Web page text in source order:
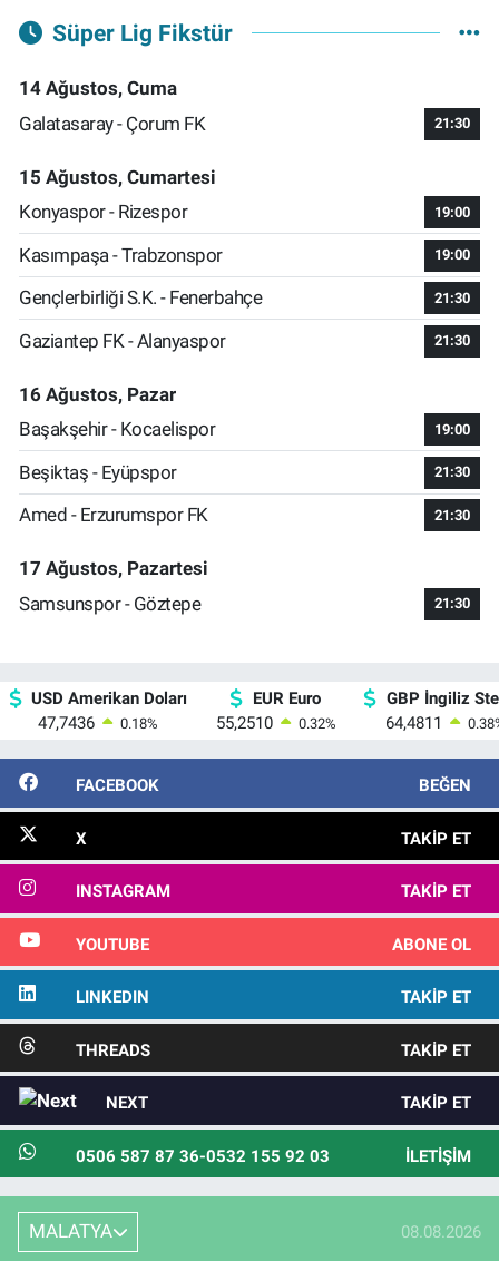
Süper Lig Fikstür
14 Ağustos, Cuma
Galatasaray - Çorum FK
21:30
15 Ağustos, Cumartesi
Konyaspor - Rizespor
19:00
Kasımpaşa - Trabzonspor 19:00
Gençlerbirliği S.K. - Fenerbahçe 21:30
Gaziantep FK - Alanyaspor 21:30
16 Ağustos, Pazar
Başakşehir - Kocaelispor
19:00
Beşiktaş - Eyüpspor 21:30
Amed - Erzurumspor FK 21:30
17 Ağustos, Pazartesi
Samsunspor - Göztepe
21:30
USD Amerikan Doları
47,7436
0.18%
EUR Euro
55,2510
0.32%
GBP İngiliz
64,4811
0.38
FACEBOOK BEĞEN
X TAKIP ET
INSTAGRAM TAKIP ET
YOUTUBE ABONE OL
LINKEDIN TAKIP ET
THREADS TAKIP ET
NEXT TAKIP ET
0506 587 87 36-0532 155 92 03 İLETIŞIM
MALATYA 08.08.2026